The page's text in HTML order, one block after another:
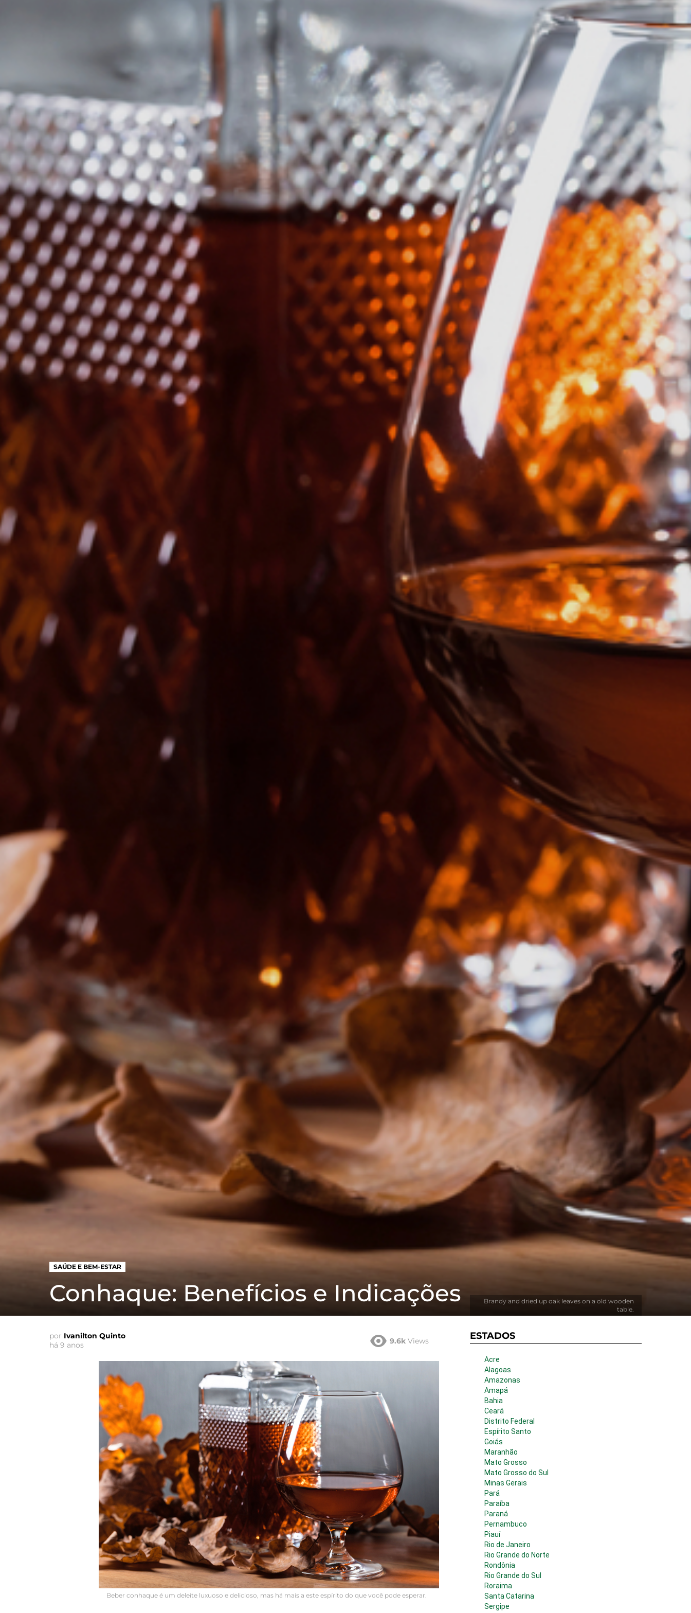
SAÚDE E BEM-ESTAR
Conhaque: Benefícios e Indicações
Brandy and dried up oak leaves on a old wooden
table.
por Ivanilton Quinto
há 9 anos
9.6k Views
Beber conhaque é um deleite luxuoso e delicioso, mas há mais a este espírito do que você pode esperar.
ESTADOS
Acre
Alagoas
Amazonas
Amapá
Bahia
Ceará
Distrito Federal
Espírito Santo
Goiás
Maranhão
Mato Grosso
Mato Grosso do Sul
Minas Gerais
Pará
Paraíba
Paraná
Pernambuco
Piauí
Rio de Janeiro
Rio Grande do Norte
Rondônia
Rio Grande do Sul
Roraima
Santa Catarina
Sergipe